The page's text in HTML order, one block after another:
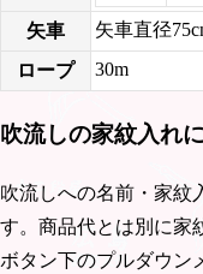
矢車
矢車直径
ロープ
30m
吹流しの家紋入れ
吹流しへの名前・家紋
す。商品代とは別に家
ボタン下のプルダウン